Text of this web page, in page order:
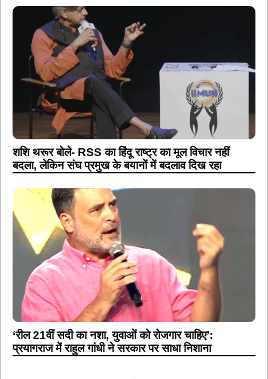
शशि थरूर बोले- RSS का हिंदू राष्ट्र का मूल विचार नहीं
बदला, लेकिन संघ प्रमुख के बयानों में बदलाव दिख रहा
‘रील 21वीं सदी का नशा, युवाओं को रोजगार चाहिए’:
प्रयागराज में राहुल गांधी ने सरकार पर साधा निशाना